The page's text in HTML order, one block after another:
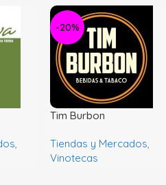
,
-20%
Tim Burbon
Tiendas y Mercados,
Vinotecas